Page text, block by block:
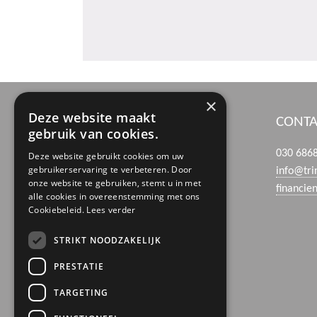
BEZOEK- EN POSTADRES
Boerhaaveweg 39
3401 MN IJsselstein
030
×
Deze website maakt
gebruik van cookies.
Deze website gebruikt cookies om uw
gebruikerservaring te verbeteren. Door
onze website te gebruiken, stemt u in met
alle cookies in overeenstemming met ons
Cookiebeleid. Lees verder
STRIKT NOODZAKELIJK
PRESTATIE
TARGETING